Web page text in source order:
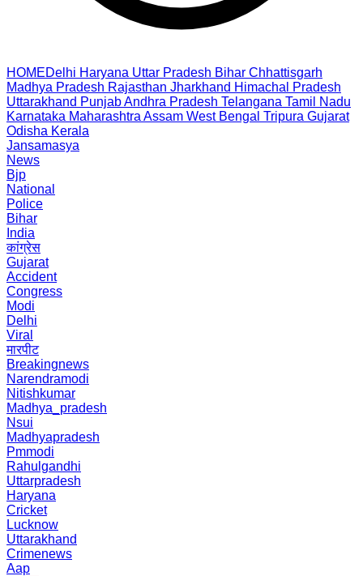
HOMEDelhi Haryana Uttar Pradesh Bihar Chhattisgarh
Madhya Pradesh Rajasthan Jharkhand Himachal Pradesh
Uttarakhand PunjabAndhra Pradesh Telangana Tamil Nadu
Karnataka Maharashtra Assam West Bengal Tripura Gujarat
Odisha Kerala
Jansamasya
News
Bjp
National
Police
Bihar
India
कांग्रेस
Gujarat
Accident
Congress
Modi
Delhi
Viral
मारपीट
Breakingnews
Narendramodi
Nitishkumar
Madhya_pradesh
Nsui
Madhyapradesh
Pmmodi
Rahulgandhi
Uttarpradesh
Haryana
Cricket
Lucknow
Uttarakhand
Crimenews
Aap